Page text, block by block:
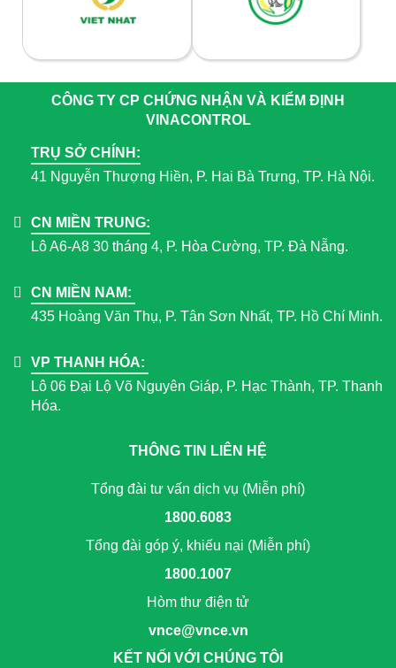
CÔNG TY CP CHỨNG NHẬN VÀ KIỂM ĐỊNH
VINACONTROL
TRỤ SỞ CHÍNH:
41 Nguyễn Thượng Hiền, P. Hai Bà Trưng, TP. Hà Nội.
CN MIỀN TRUNG:
Lô A6-A8 30 tháng 4, P. Hòa Cường, TP. Đà Nẵng.
CN MIỀN NAM:
435 Hoàng Văn Thụ, P. Tân Sơn Nhất, TP. Hồ Chí Minh.
VP THANH HÓA:
Lô 06 Đại Lộ Võ Nguyên Giáp, P. Hạc Thành, TP. Thanh
Hóa.
THÔNG TIN LIÊN HỆ
Tổng đài tư vấn dịch vụ (Miễn phí)
1800.6083
Tổng đài góp ý, khiếu nại (Miễn phí)
1800.1007
Hòm thư điện tử
vnce@vnce.vn
KẾT NỐI VỚI CHÚNG TÔI